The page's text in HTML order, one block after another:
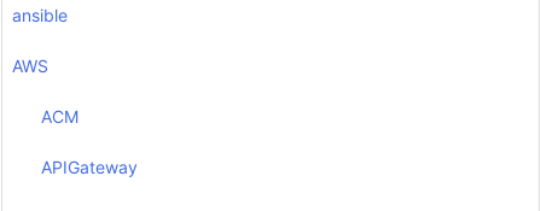
ansible
AWS
ACM
APIGateway